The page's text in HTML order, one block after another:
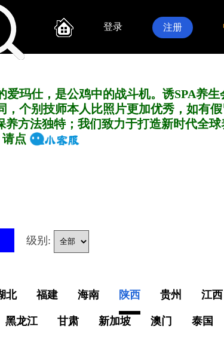
登录 注册
玛仕，是公鸡中的战斗机。诱SPA养生
个别技师本人比照片更加优秀，如有
养方法独特；我们致力于打造新时代全球
请点
级别:
北 福建 海南 陕西 贵州 江西
黑龙江 甘肃 新加坡 澳门 泰国